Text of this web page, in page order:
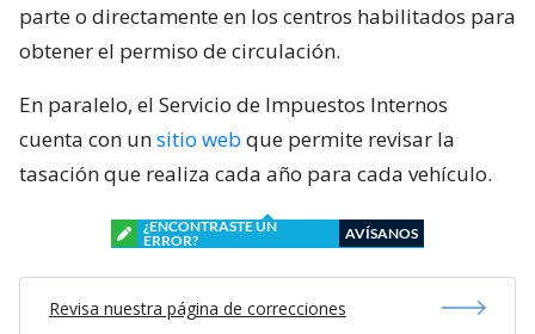
parte o directamente en los centros habilitados para
obtener el permiso de circulación.
En paralelo, el Servicio de Impuestos Internos
cuenta con unsitio web que permite revisar la
tasación que realiza cada año para cada vehículo.
¿ENCONTRASTE UN
ERROR?
AVÍSANOS
Revisa nuestra página de correcciones